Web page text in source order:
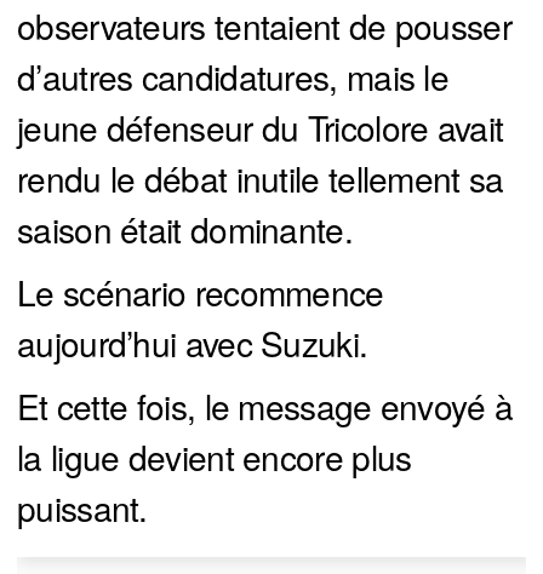
observateurs tentaient de pousser
d’autres candidatures, mais le
jeune défenseur du Tricolore avait
rendu le débat inutile tellement sa
saison était dominante.
Le scénario recommence
aujourd’hui avec Suzuki.
Et cette fois, le message envoyé à
la ligue devient encore plus
puissant.